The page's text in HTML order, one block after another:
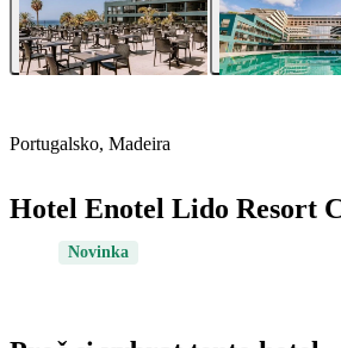
Portugalsko, Madeira
Hotel Enotel Lido Resort
Novinka